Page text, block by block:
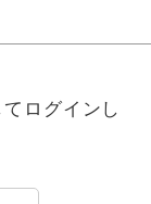
ログインし